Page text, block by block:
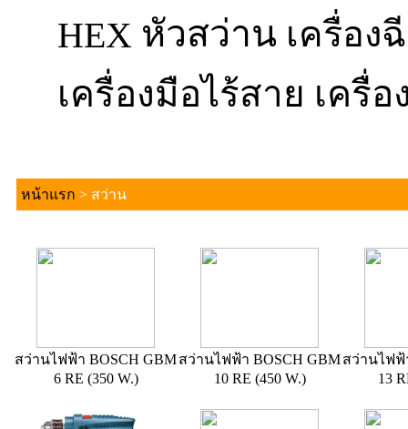
HEX หัวสว่าน เครื่อง
เครื่องมือไร้สาย เครื่อ
หน้าแรก > สว่าน
สว่านไฟฟ้า BOSCH GBM
6 RE (350 W.)
สว่านไฟฟ้า BOSCH GBM
10 RE (450 W.)
สว่านไฟฟ้
13